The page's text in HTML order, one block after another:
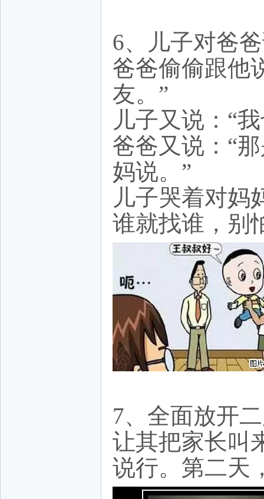
6、儿子对爸
爸爸偷偷跟他
友。”
儿子又说：“
爸爸又说：“
妈说。”
儿子哭着对妈
谁就找谁，别
7、全面放开
让其把家长叫
说行。第二